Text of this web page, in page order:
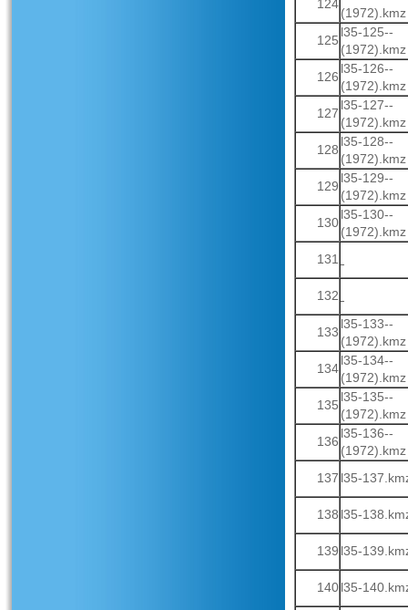
124
(1972).kmz
125
l35-125--
(1972).kmz
126
l35-126--
(1972).kmz
127
l35-127--
(1972).kmz
128
l35-128--
(1972).kmz
129
l35-129--
(1972).kmz
130
l35-130--
(1972).kmz
131
132
133
l35-133--
(1972).kmz
134
l35-134--
(1972).kmz
135
l35-135--
(1972).kmz
136
l35-136--
(1972).kmz
137 l35-
138 l35-
139 l35-
140l35-